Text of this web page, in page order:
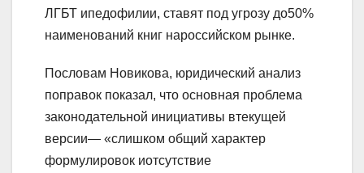
ЛГБТ ипедофилии, ставят под угрозу до50%
наименований книг нароссийском рынке.
Пословам Новикова, юридический анализ
поправок показал, что основная проблема
законодательной инициативы втекущей
версии— «слишком общий характер
формулировок иотсутствие